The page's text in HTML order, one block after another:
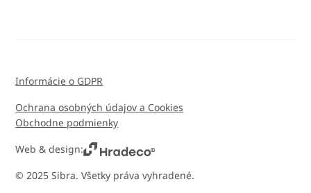
© 2025 Sibra. Všetky práva vyhradené.
Informácie o GDPR
Ochrana osobných údajov a Cookies
Obchodne podmienky
Web & design: